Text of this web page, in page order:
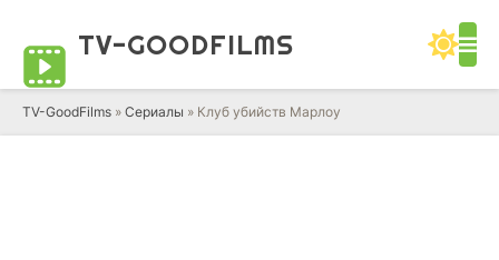
TV-GOODFILMS
TV-GoodFilms » Сериалы » Клуб убийств Марлоу